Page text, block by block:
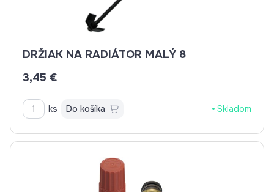
DRŽIAK NA RADIÁTOR MALÝ 8
3,45 €
ks Do košíka Skladom